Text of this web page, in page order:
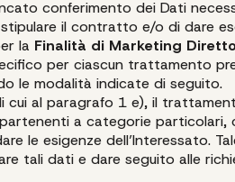
conferimento dei Dati
il contratto e/o di dare
la Finalità di Marketing
per ciascun trattamento
le modalità indicate di seguito.
cui al paragrafo 1 e), il
a categorie
le esigenze dell’Interessato.
tali dati e dare seguito alle